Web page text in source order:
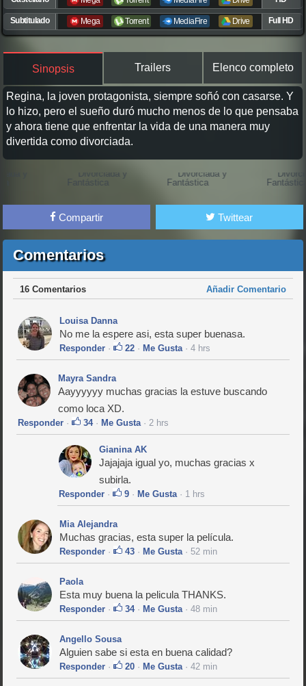
Subtitulado Mega Torrent MediaFire Drive Full HD
Sinopsis Trailers Elenco completo
Regina, la joven protagonista, siempre soñó con casarse. Y
lo hizo, pero el sueño duró mucho menos de lo que pensaba
y ahora tiene que enfrentar la vida de una manera muy
divertida como divorciada.
Compartir Twittear
Comentarios
16 Comentarios Añadir Comentario
Louisa Danna
No me la espere asi, esta super buenasa.
Responder · 22 · Me Gusta· 4 hrs
Mayra Sandra
Aayyyyyy muchas gracias la estuve buscando
como loca XD.
Responder · 34· Me Gusta· 2 hrs
Gianina AK
Jajajaja igual yo, muchas gracias x
subirla.
Responder · 9 · Me Gusta· 1 hrs
Mia Alejandra
Muchas gracias, esta super la película.
Responder · 43 · Me Gusta· 52 min
Paola
Esta muy buena la pelicula THANKS.
Responder · 34· Me Gusta· 48 min
Angello Sousa
Alguien sabe si esta en buena calidad?
Responder · 20 · Me Gusta· 42 min